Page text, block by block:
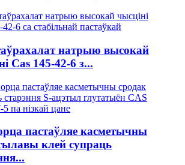
натрыю высокай
Cas 145-42-6 з...
пастаўляе касметычны
клей супраць